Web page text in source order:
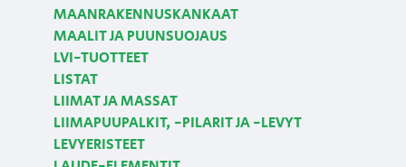
MAANRAKENNUSKANKAAT
MAALIT JA PUUNSUOJAUS
LVI-TUOTTEET
LISTAT
LIIMAT JA MASSAT
LIIMAPUUPALKIT, -PILARIT JA -LEVYT
LEVYERISTEET